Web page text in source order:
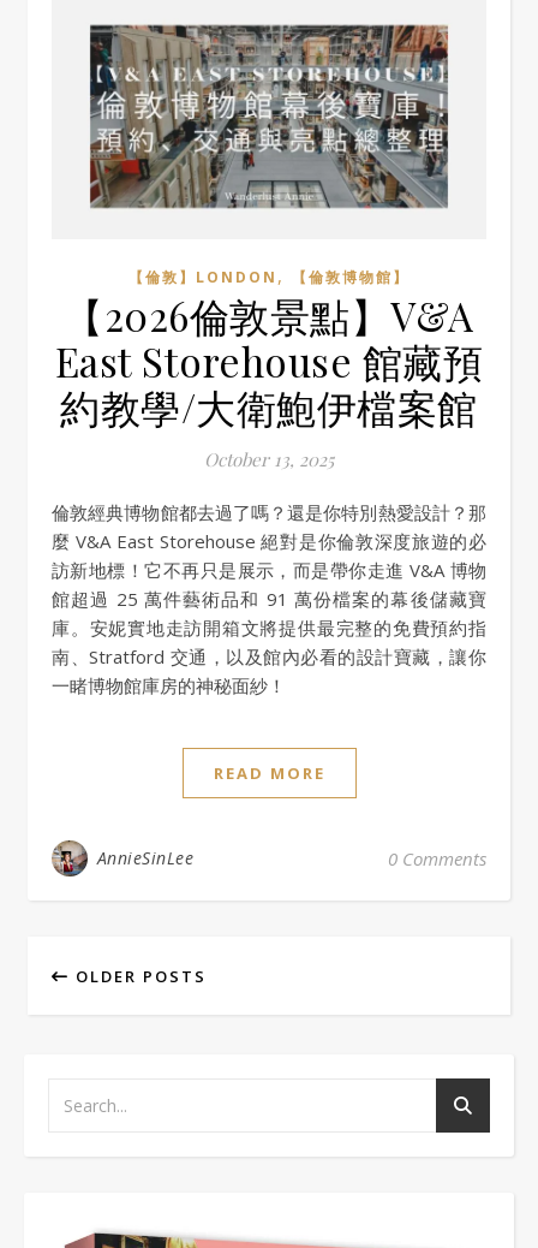
【倫敦】LONDON , 【倫敦博物館】
【2026倫敦景點】V&A
East Storehouse 館藏預
約教學/大衛鮑伊檔案館
October 13, 2025
倫敦經典博物館都去過了嗎？還是你特別熱愛設計？那
麼 V&A East Storehouse 絕對是你倫敦深度旅遊的必
訪新地標！它不再只是展示，而是帶你走進 V&A 博物
館超過 25 萬件藝術品和 91 萬份檔案的幕後儲藏寶
庫。安妮實地走訪開箱文將提供最完整的免費預約指
南、Stratford 交通，以及館內必看的設計寶藏，讓你
一睹博物館庫房的神秘面紗！
READ MORE
AnnieSinLee 0 Comments
OLDER POSTS